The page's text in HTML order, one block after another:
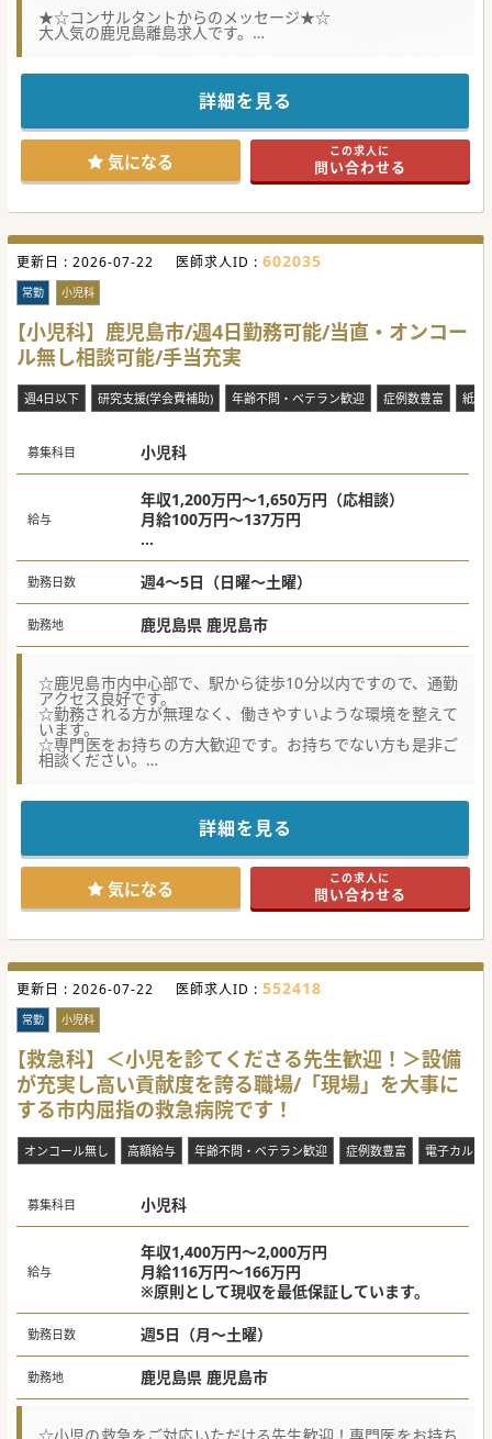
★☆コンサルタントからのメッセージ★☆
大人気の鹿児島離島求人です。
メリハリのある就労環境で、オフの時には観光などをしっか
また、鹿児島市まで高速船で日帰り往復できるなど、インフ
ラもしっかり整っております。
年収も最大2,300万円で当直代別途支給と相場より高く、給
与もしっかり得ることができます。
働き方や条件面など、柔軟に相談可能ですので、
離島医療にご興味がございましたら、是非お問合せくださ
詳細を見る
気になる この求人に
問い合わせる
更新日 : 2026-07-22 医師求人ID : 602035
常勤 小児科
【小児科】鹿児島市/週4日勤務可能/当直・オンコー
ル無し相談可能/手当充実
週4日以下 研究支援(学会費補助) 年齢不問・ベテラン歓迎 症例数豊富 紙カ
募集科目 小児科
給与
年収1,200万円～1,650万円（応相談）
月給100万円～137万円
＜目安＞
週5日：年収1,650万円～ （応相談）
週4日：1,200～1,500万円
※当直料別途支給。
勤務日数 週4～5日（日曜～土曜）
勤務地 鹿児島県 鹿児島市
☆鹿児島市内中心部で、駅から徒歩10分以内ですので、通勤
アクセス良好です。
☆勤務される方が無理なく、働きやすいような環境を整えて
います。
☆専門医をお持ちの方大歓迎です。お持ちでない方も是非ご
相談ください。
鹿児島中央駅より程近い、人気エリアに位置する病院です。
外来を土日あけており、平日は21時まで開いています。
しかし、その分、医師には負担もかかるためシフトを細かく
分類することによって対応しています。
そのため勤務体系がやや複雑ですが、
週32時間や当直免除、主治医制をとらないなど、医師の負担
軽減に努めています。
週4日や当直無しも相談可能で、体力的にも無理なくメリハ
将来、小児科開業をお考えの方、診療から健診・予防接種ま
で、小児科の開業に必要な実践的ノウハウを身につけるにも
最適な病院です。
ご興味ございましたら是非、ご一報ください。
#秋入職可
詳細を見る
気になる この求人に
問い合わせる
更新日 : 2026-07-22 医師求人ID : 552418
常勤 小児科
【救急科】＜小児を診てくださる先生歓迎！＞設備
が充実し高い貢献度を誇る職場/「現場」を大事に
する市内屈指の救急病院です！
オンコール無し 高額給与 年齢不問・ベテラン歓迎 症例数豊富 電子カルテ
募集科目 小児科
給与
年収1,400万円～2,000万円
月給116万円～166万円
※原則として現収を最低保証しています。
勤務日数 週5日（月～土曜）
勤務地 鹿児島県 鹿児島市